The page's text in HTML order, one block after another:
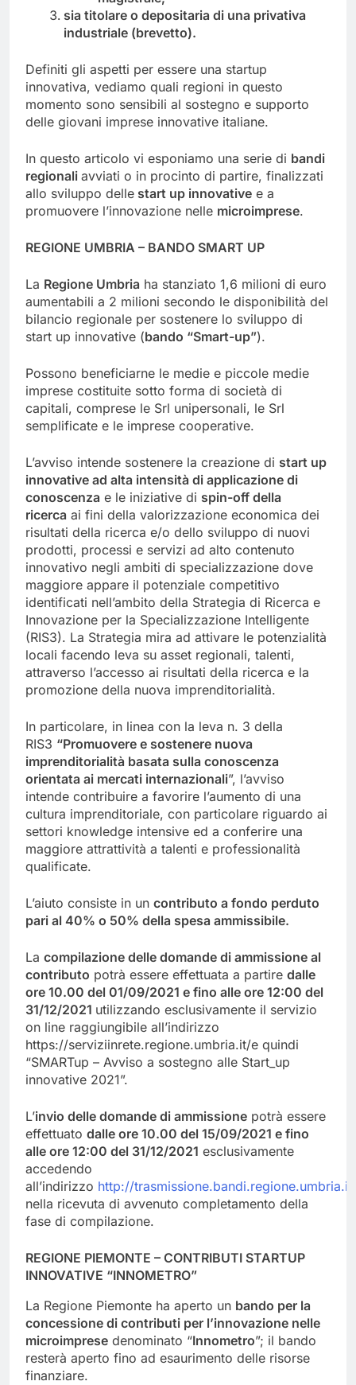
sia titolare o depositaria di una privativa
industriale (brevetto).
Definiti gli aspetti per essere una startup
innovativa, vediamo quali regioni in questo
momento sono sensibili al sostegno e supporto
delle giovani imprese innovative italiane.
In questo articolo vi esponiamo una serie di bandi
regionali avviati o in procinto di partire, finalizzati
allo sviluppo delle start up innovative e a
promuovere l’innovazione nelle microimprese.
REGIONE UMBRIA – BANDO SMART UP
La Regione Umbria ha stanziato 1,6 milioni di euro
aumentabili a 2 milioni secondo le disponibilità del
bilancio regionale per sostenere lo sviluppo di
start up innovative (bando “Smart-up”).
Possono beneficiarne le medie e piccole medie
imprese costituite sotto forma di società di
capitali, comprese le Srl unipersonali, le Srl
semplificate e le imprese cooperative.
L’avviso intende sostenere la creazione di start up
innovative ad alta intensità di applicazione di
conoscenza e le iniziative di spin-off della
ricerca ai fini della valorizzazione economica dei
risultati della ricerca e/o dello sviluppo di nuovi
prodotti, processi e servizi ad alto contenuto
innovativo negli ambiti di specializzazione dove
maggiore appare il potenziale competitivo
identificati nell’ambito della Strategia di Ricerca e
Innovazione per la Specializzazione Intelligente
(RIS3). La Strategia mira ad attivare le potenzialità
locali facendo leva su asset regionali, talenti,
attraverso l’accesso ai risultati della ricerca e la
promozione della nuova imprenditorialità.
In particolare, in linea con la leva n. 3 della
RIS3 “Promuovere e sostenere nuova
imprenditorialità basata sulla conoscenza
orientata ai mercati internazionali”, l’avviso
intende contribuire a favorire l’aumento di una
cultura imprenditoriale, con particolare riguardo ai
settori knowledge intensive ed a conferire una
maggiore attrattività a talenti e professionalità
qualificate.
L’aiuto consiste in un contributo a fondo perduto
pari al 40% o 50% della spesa ammissibile.
La compilazione delle domande di ammissione al
contributo potrà essere effettuata a partire dalle
ore 10.00 del 01/09/2021 e fino alle ore 12:00 del
31/12/2021 utilizzando esclusivamente il servizio
on line raggiungibile all’indirizzo
https://serviziinrete.regione.umbria.it/e quindi
“SMARTup – Avviso a sostegno alle Start_up
innovative 2021”.
L’invio delle domande di ammissione potrà essere
effettuato dalle ore 10.00 del 15/09/2021 e fino
alle ore 12:00 del 31/12/2021 esclusivamente
accedendo
all’indirizzo http://trasmissione.bandi.regione.umbria.it
nella ricevuta di avvenuto completamento della
fase di compilazione.
REGIONE PIEMONTE – CONTRIBUTI STARTUP
INNOVATIVE “INNOMETRO”
La Regione Piemonte ha aperto un bando per la
concessione di contributi per l’innovazione nelle
microimprese denominato “Innometro”; il bando
resterà aperto fino ad esaurimento delle risorse
finanziare.